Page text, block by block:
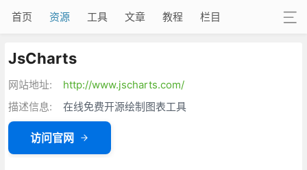
首页 资源 工具 文章 教程 栏目
JsCharts
网站地址:
http://www.jscharts.com/
描述信息:
在线免费开源绘制图表工具
访问官网